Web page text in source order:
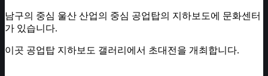
남구의 중심 울산 산업의 중심 공업탑의 지하보도에 문화센터
가 있습니다.
이곳 공업탑 지하보도 갤러리에서 초대전을 개최합니다.